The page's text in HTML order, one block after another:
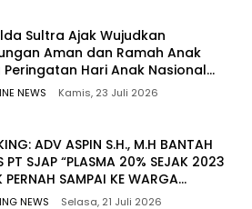
Sultra Ajak Wujudkan
Aman dan Ramah Anak
Hari Anak Nasional
NEWS Kamis, 23 Juli 2026
ADV ASPIN S.H., M.H BANTAH
PT SJAP “PLASMA 20% SEJAK 2023
PERNAH SAMPAI KE WARGA
NEWS Selasa, 21 Juli 2026